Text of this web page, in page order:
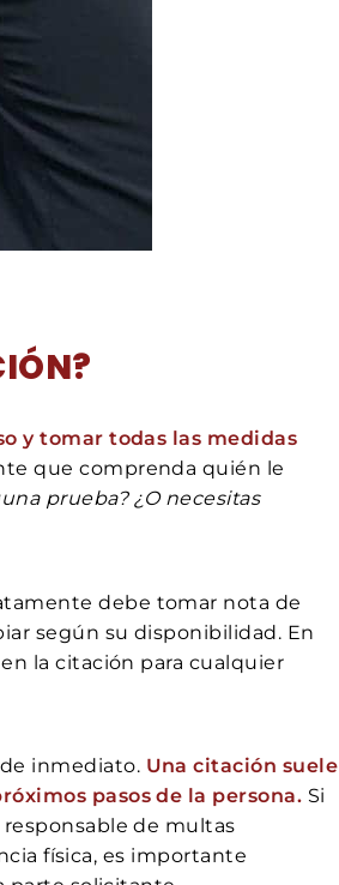
y tomar todas las medidas
que comprenda quién le
prueba? ¿O necesitas
debe tomar nota de
según su disponibilidad. En
la citación para cualquier
inmediato. Una citación suele
pasos de la persona. Si
de multas
física, es importante